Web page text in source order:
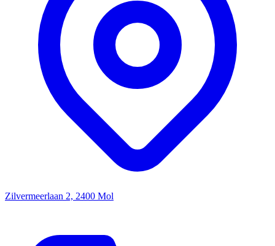
Zilvermeerlaan 2, 2400 Mol